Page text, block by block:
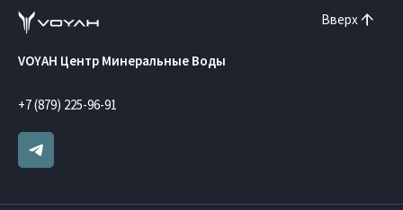
Вверх
VOYAH Центр Минеральные Воды
+7 (879) 225-96-91